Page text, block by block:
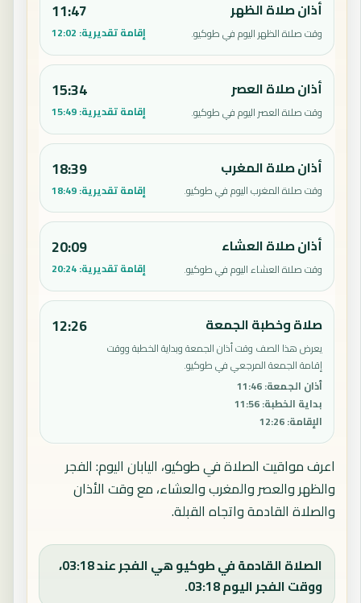
أذان صلاة الظهر
وقت صلاة الظهر اليوم في طوكيو.
11:47
إقامة تقديرية: 12:02
أذان صلاة العصر
وقت صلاة العصر اليوم في طوكيو.
15:34
إقامة تقديرية:15:49
أذان صلاة المغرب
وقت صلاة المغرب اليوم في طوكيو.
18:39
إقامة تقديرية:18:49
أذان صلاة العشاء
وقت صلاة العشاء اليوم في طوكيو.
20:09
إقامة تقديرية:20:24
صلاة وخطبة الجمعة
يعرض هذا الصف وقت أذان الجمعة وبداية الخطبة ووقت
إقامة الجمعة المرجعي في طوكيو.
أذان الجمعة:
11:46
بداية الخطبة:
11:56
الإقامة:
12:26
12:26
اعرف مواقيت الصلاة في طوكيو، اليابان اليوم: الفجر
والظهر والعصر والمغرب والعشاء، مع وقت الأذان
والصلاة القادمة واتجاه القبلة.
الصلاة القادمة في طوكيو هي الفجر عند 03:18،
ووقت الفجر اليوم 03:18.